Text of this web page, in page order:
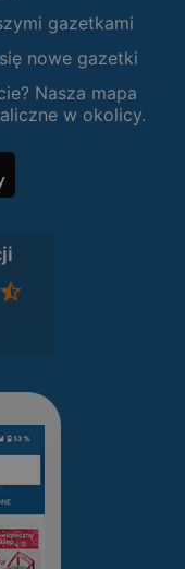
gazetkami
nowe gazetki
Nasza mapa
w okolicy.